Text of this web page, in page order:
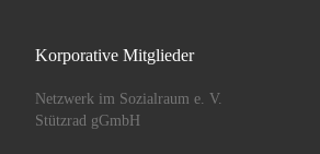
Korporative Mitglieder
Netzwerk im Sozialraum e. V.
Stützrad gGmbH